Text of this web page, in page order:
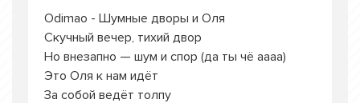
Odimao - Шумные дворы и Оля
Скучный вечер, тихий двор
Но внезапно — шум и спор (да ты чё аааа)
Это Оля к нам идёт
За собой ведёт толпу